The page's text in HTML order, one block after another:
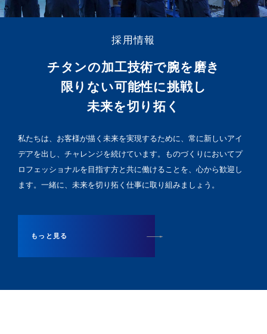
採用情報
チタンの加工技術で腕を磨き
限りない可能性に挑戦し
未来を切り拓く
私たちは、お客様が描く未来を実現するために、常に新しいアイ
デアを出し、チャレンジを続けています。ものづくりにおいてプ
ロフェッショナルを目指す方と共に働けることを、心から歓迎し
ます。一緒に、未来を切り拓く仕事に取り組みましょう。
もっと見る